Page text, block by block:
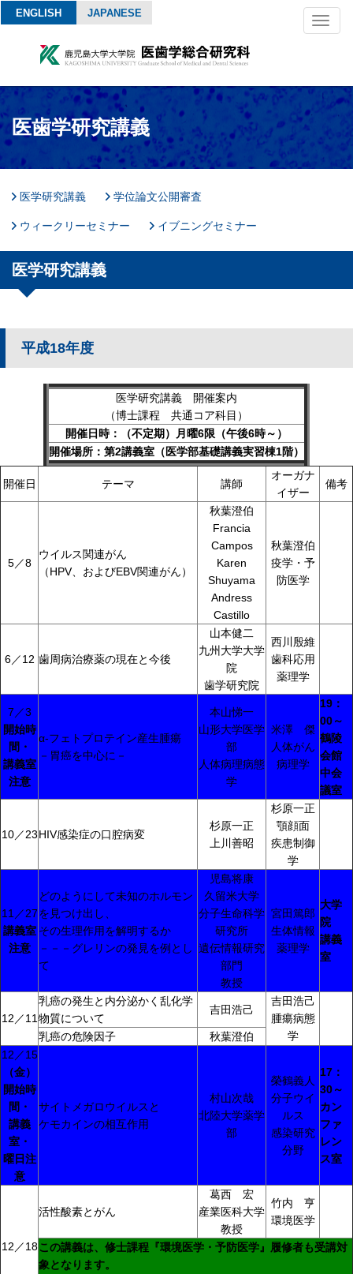
ENGLISH JAPANESE
医歯学研究講義
医学研究講義 学位論文公開審査
ウィークリーセミナー イブニングセミナー
医学研究講義
平成18年度
医学研究講義 開催案内
（博士課程 共通コア科目）
開催日時：（不定期）月曜6限（午後6時～）
開催場所：第2講義室（医学部基礎講義実習棟1階）
開催日 テーマ 講師
オーガナ
イザー
備考
5／8
ウイルス関連がん
（HPV、およびEBV関連がん）
秋葉澄伯
Francia
Campos
Karen
Shuyama
Andress
Castillo
秋葉澄伯
疫学・予
防医学
6／12 歯周病治療薬の現在と今後
山本健二
九州大学大学
院
歯学研究院
西川殷維
歯科応用
薬理学
7／3
開始時
間・
講義室
注意
α-フェトプロテイン産生腫瘍
－胃癌を中心に－
本山悌一
山形大学医学
部
人体病理病態
学
米澤 傑
人体がん
病理学
19：
00～
鶴陵
会館
中会
議室
10／23HIV感染症の口腔病変
杉原一正
上川善昭
杉原一正
顎顔面
疾患制御
学
11／27
講義室
注意
どのようにして未知のホルモン
を見つけ出し、
その生理作用を解明するか
－－－グレリンの発見を例とし
て
児島将康
久留米大学
分子生命科学
研究所
遺伝情報研究
部門
教授
宮田篤郎
生体情報
薬理学
大学
院
講義
室
12／11
乳癌の発生と内分泌かく乱化学
物質について
吉田浩己
吉田浩己
腫瘍病態
学
乳癌の危険因子
秋葉澄伯
12／15
（金）
開始時
間・
講義
室・
曜日注
意
サイトメガロウイルスと
ケモカインの相互作用
村山次哉
北陸大学薬学
部
榮鶴義人
分子ウイ
ルス
感染研究
分野
17：
30～
カン
ファ
レン
ス室
12／18
活性酸素とがん
葛西 宏
産業医科大学
教授
竹内 亨
環境医学
この講義は、修士課程『環境医学・予防医学』履修者も受講対
象となります。